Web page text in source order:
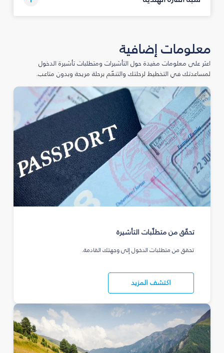
معلومات إضافية
اعثر على معلومات مفيدة حول التأشيرات ومتطلبات تأشيرة الدخول
لمساعدتك في التخطيط لرحلتك والتنعّم برحلة مريحة وبدون متاعب.
تحقّق من متطلّبات التأشيرة
تحقق من متطلبات الدخول إلى وجهتك القادمة.
اكتشف المزيد